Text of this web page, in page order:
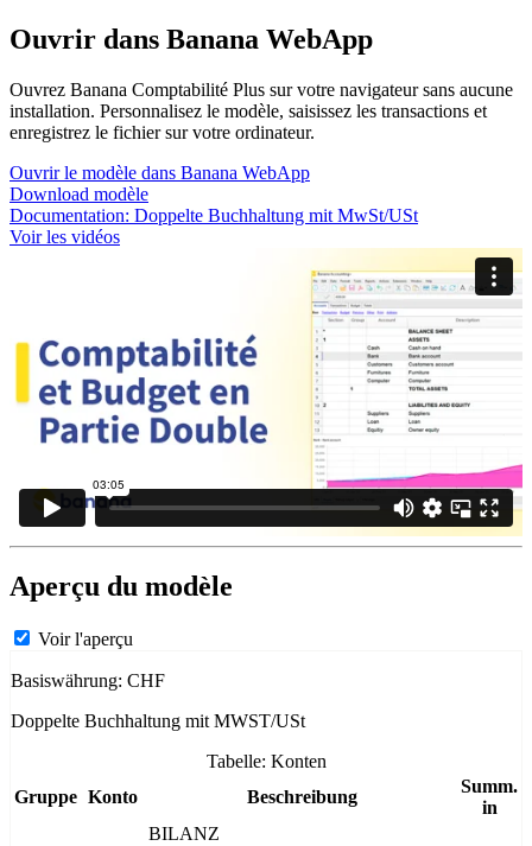
Ouvrir dans Banana WebApp
Ouvrez Banana Comptabilité Plus sur votre navigateur sans aucune
installation. Personnalisez le modèle, saisissez les transactions et
enregistrez le fichier sur votre ordinateur.
Ouvrir le modèle dans Banana WebApp
Download modèle
Documentation: Doppelte Buchhaltung mit MwSt/USt
Voir les vidéos
Aperçu du modèle
Voir l'aperçu
Basiswährung: CHF
Doppelte Buchhaltung mit MWST/USt
Tabelle: Konten
Gruppe Konto Beschreibung
Summ.
in
BILANZ